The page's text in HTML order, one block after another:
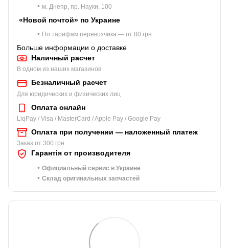
• м. Днепр, пр. Науки, 100
«Новой почтой» по Украине
• По тарифам перевозчика — от 80 грн.
Больше информации о доставке
Наличный расчет
В одном из наших магазинов
Безналичный расчет
Для юридических и физических лиц
Оплата онлайн
LiqPay / Visa / MasterCard / Apple Pay / Google Pay
Оплата при получении — наложенный платеж
Заказ от 300 грн.
Гарантія от производителя
• Официальный сервис в Украине
• Склад оригинальных запчастей